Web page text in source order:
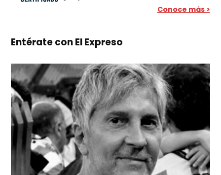
Conoce más >
Entérate con El Expreso